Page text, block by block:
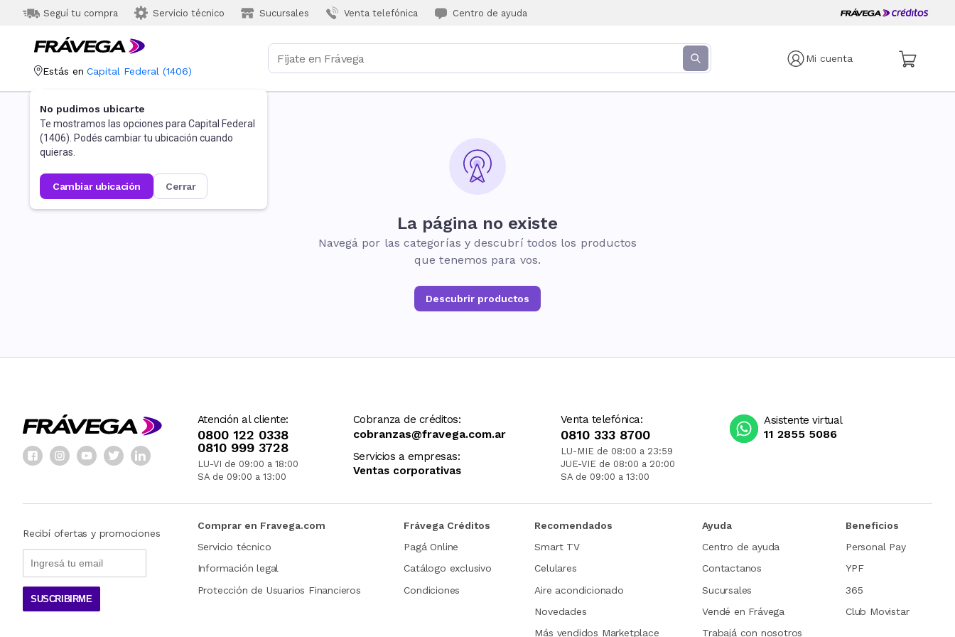
Seguí tu compra Servicio técnico Sucursales Venta telefónica Centro de ayuda
Mi cuenta
Estás en Capital Federal (1406)
No pudimos ubicarte
Te mostramos las opciones para Capital Federal
(1406). Podés cambiar tu ubicación cuando
quieras.
cambiar ubicación cerrar
La página no existe
Navegá por las categorías y descubrí todos los productos
que tenemos para vos.
Descubrir productos
Atención al cliente:
0800 122 0338
0810 999 3728
LU-VI de 09:00 a 18:00
SA de 09:00 a 13:00
Cobranza de créditos:
cobranzas@fravega.com.ar
Servicios a empresas:
Ventas corporativas
Venta telefónica:
0810 333 8700
LU-MIE de 08:00 a 23:59
JUE-VIE de 08:00 a 20:00
SA de 09:00 a 13:00
Asistente virtual
11 2855 5086
Recibí ofertas y promociones
SUSCRIBIRME
Comprar en Fravega.com
Servicio técnico
Información legal
Protección de Usuarios Financieros
Frávega Créditos
Pagá Online
Catálogo exclusivo
Condiciones
Recomendados
Smart TV
Celulares
Aire acondicionado
Novedades
Más vendidos Marketplace
Ayuda
Centro de ayuda
Contactanos
Sucursales
Vendé en Frávega
Trabajá con nosotros
Beneficios
Personal Pay
YPF
365
Club Movistar